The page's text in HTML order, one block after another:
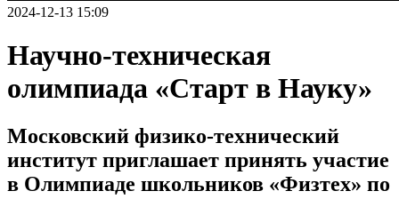
2024-12-13 15:09
Научно-техническая
олимпиада «Старт в Науку»
Московский физико-технический
институт приглашает принять участие
в Олимпиаде школьников «Физтех» по